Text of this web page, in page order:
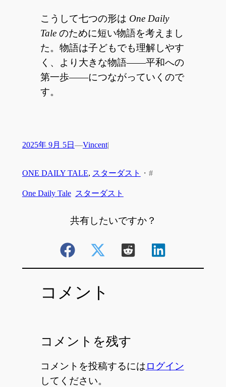
こうして七つの形は One Daily
Taleのために短い物語を考えまし
た。物語は子どもでも理解しやす
く、より大きな物語――平和への
第一歩――につながっていくので
す。
2025年 9月 5日 —Vincent|
ONE DAILY TALE, スターダスト ・ #
One Daily Tale スターダスト
共有したいですか？
コメント
コメントを残す
コメントを投稿するにはログイン
してください。